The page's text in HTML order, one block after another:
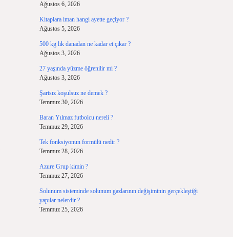
Ağustos 6, 2026
Kitaplara iman hangi ayette geçiyor ?
Ağustos 5, 2026
500 kg lık danadan ne kadar et çıkar ?
Ağustos 3, 2026
27 yaşında yüzme öğrenilir mi ?
Ağustos 3, 2026
Şartsız koşulsuz ne demek ?
Temmuz 30, 2026
Baran Yılmaz futbolcu nereli ?
Temmuz 29, 2026
Tek fonksiyonun formülü nedir ?
Temmuz 28, 2026
Azure Grup kimin ?
Temmuz 27, 2026
Solunum sisteminde solunum gazlarının değişiminin gerçekleştiği
yapılar nelerdir ?
Temmuz 25, 2026